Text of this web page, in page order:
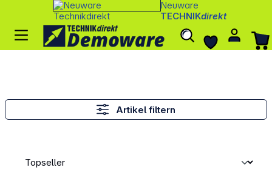
Neuware
TECHNIKdirekt
Artikel filtern